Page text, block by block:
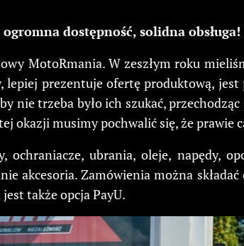
dostępność, solidna obsługa!
MotoRmania. W zeszłym roku
prezentuje ofertę produktową,
nie trzeba było ich szukać,
okazji musimy pochwalić się, że prawie
ochraniacze, ubrania, oleje, napędy,
akcesoria. Zamówienia można
także opcja PayU.